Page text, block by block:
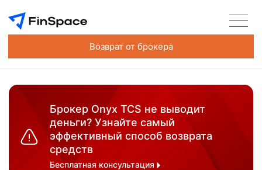
Возврат от брокера
Брокер Onyx TCS не выводит
деньги? Узнайте самый
эффективный способ возврата
средств
Бесплатная консультация